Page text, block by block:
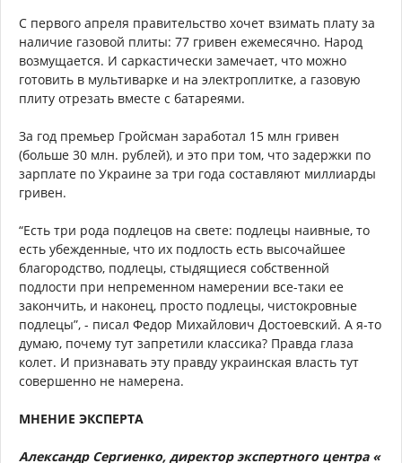
С первого апреля правительство хочет взимать плату за
наличие газовой плиты: 77 гривен ежемесячно. Народ
возмущается. И саркастически замечает, что можно
готовить в мультиварке и на электроплитке, а газовую
плиту отрезать вместе с батареями.
За год премьер Гройсман заработал 15 млн гривен
(больше 30 млн. рублей), и это при том, что задержки по
зарплате по Украине за три года составляют миллиарды
гривен.
“Есть три рода подлецов на свете: подлецы наивные, то
есть убежденные, что их подлость есть высочайшее
благородство, подлецы, стыдящиеся собственной
подлости при непременном намерении все-таки ее
закончить, и наконец, просто подлецы, чистокровные
подлецы”, - писал Федор Михайлович Достоевский. А я-то
думаю, почему тут запретили классика? Правда глаза
колет. И признавать эту правду украинская власть тут
совершенно не намерена.
МНЕНИЕ ЭКСПЕРТА
Александр Сергиенко, директор экспертного центра «